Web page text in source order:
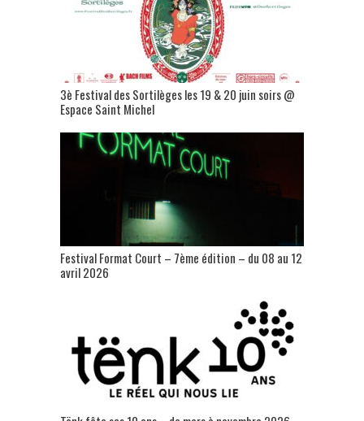
3è Festival des Sortilèges les 19 & 20 juin soirs @
Espace Saint Michel
Festival Format Court – 7ème édition – du 08 au 12
avril 2026